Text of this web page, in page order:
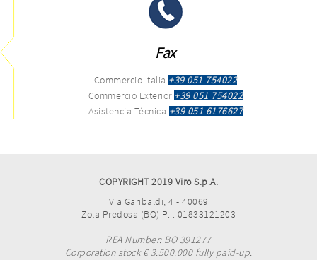
Fax
Commercio Italia +39 051 754022
Commercio Exterior +39 051 754022
Asistencia Técnica +39 051 6176627
COPYRIGHT 2019 Viro S.p.A.
Via Garibaldi, 4 - 40069
Zola Predosa (BO) P.I. 01833121203
REA Number: BO 391277
Corporation stock € 3.500.000 fully paid-up.